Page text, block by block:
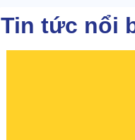
Tin tức nổi